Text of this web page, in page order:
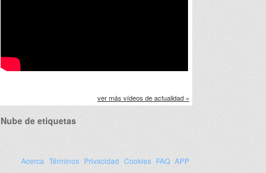
ver más vídeos de actualidad »
Nube de etiquetas
Acerca Términos Privacidad Cookies FAQ APP